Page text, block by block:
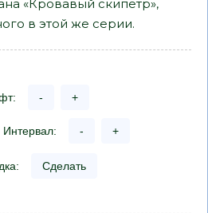
«Кровавый скипетр»,
в этой же серии.
- +
Интервал: - +
Сделать